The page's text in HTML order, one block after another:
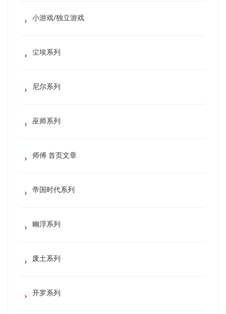
小游戏/独立游戏
尘埃系列
尼尔系列
巫师系列
师傅 首页文章
帝国时代系列
幽浮系列
废土系列
开罗系列